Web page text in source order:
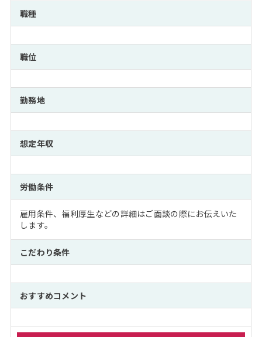
職種
職位
勤務地
想定年収
労働条件
雇用条件、福利厚生などの詳細はご面談の際にお伝えいた
します。
こだわり条件
おすすめコメント